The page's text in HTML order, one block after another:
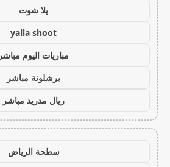
يلا شوت
yalla shoot
مباريات اليوم مباشر
برشلونة مباشر
ريال مدريد مباشر
سطحة الرياض